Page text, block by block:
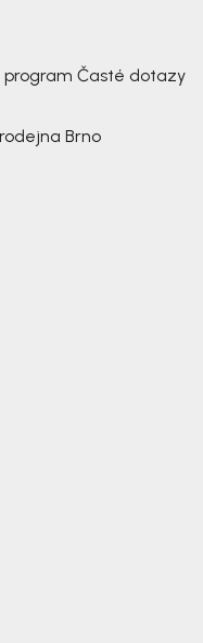
program Časté dotazy
Brno